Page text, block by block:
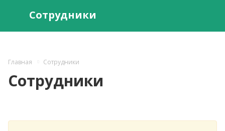
Сотрудники
Главная Сотрудники
Сотрудники